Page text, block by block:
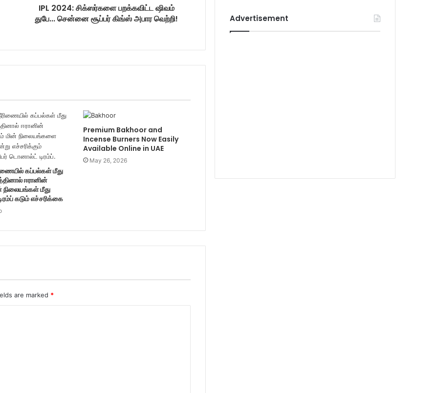
IPL 2024: சிக்ஸர்களை பறக்கவிட்ட ஷிவம்
துபே... சென்னை சூப்பர் கிங்ஸ் அபார வெற்றி!
கப்பல்கள் மீது
ஈரானின்
நிலையங்கள் மீது
கடும் எச்சரிக்கை
Premium Bakhoor and
Incense Burners Now Easily
Available Online in UAE
May 26, 2026
are marked *
Advertisement